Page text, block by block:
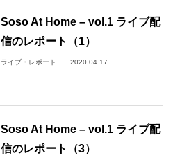
Soso At Home – vol.1 ライブ配
信のレポート（1）
ライブ・レポート 2020.04.17
Soso At Home – vol.1 ライブ配
信のレポート（3）